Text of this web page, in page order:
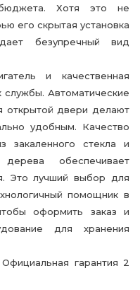
Хотя это не
его скрытая установка
безупречный вид
и качественная
службы. Автоматические
открытой двери делают
удобным. Качество
закаленного стекла и
обеспечивает
Это лучший выбор для
помощник в
оформить заказ и
для хранения
гарантия 2